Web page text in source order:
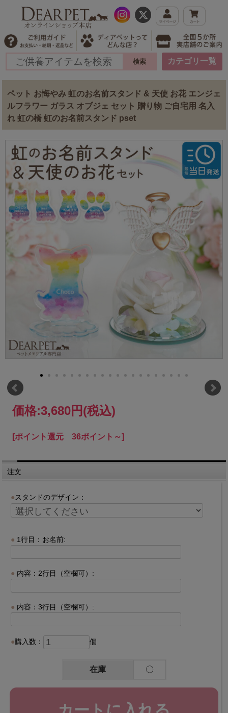
カテゴリ一覧
ペット お悔やみ 虹のお名前スタンド & 天使 お花 エンジェ
ルフラワー ガラス オブジェ セット 贈り物 ご自宅用 名入
れ 虹の橋 虹のお名前スタンド pset
価格:3,680円(税込)
[ポイント還元 36ポイント～]
注文
スタンドのデザイン：
1行目：お名前:
内容：2行目（空欄可）:
内容：3行目（空欄可）:
購入数： 個
在庫 〇